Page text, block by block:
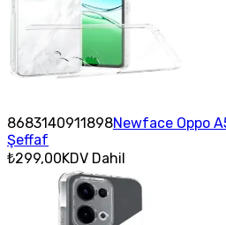
8683140911898Newface Oppo
Şeffaf
₺299,00KDV Dahil